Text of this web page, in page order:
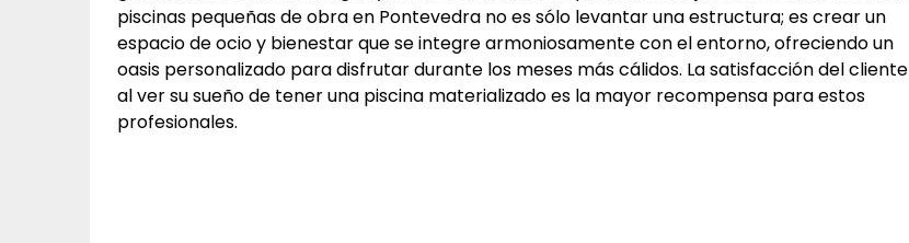
piscinas pequeñas de obra en Pontevedra no es sólo levantar una estructura; es crear un
espacio de ocio y bienestar que se integre armoniosamente con el entorno, ofreciendo un
oasis personalizado para disfrutar durante los meses más cálidos. La satisfacción del cliente
al ver su sueño de tener una piscina materializado es la mayor recompensa para estos
profesionales.